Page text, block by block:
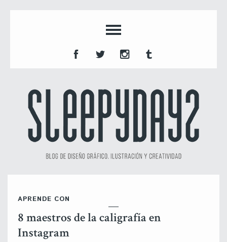
APRENDE CON
8 maestros de la caligrafía en
Instagram